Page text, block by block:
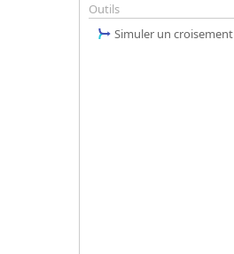
Outils
Simuler un croisement